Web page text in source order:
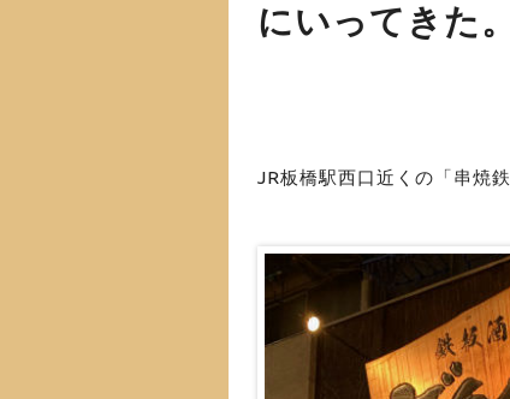
にいってきた
JR板橋駅西口近くの「串焼